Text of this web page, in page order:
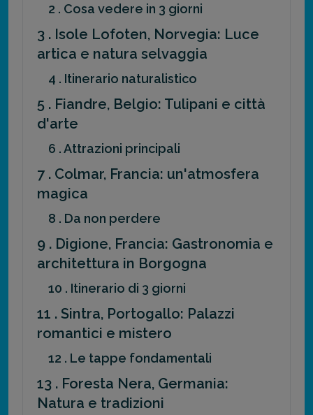
2 . Cosa vedere in 3 giorni
3 . Isole Lofoten, Norvegia: Luce
artica e natura selvaggia
4 . Itinerario naturalistico
5 . Fiandre, Belgio: Tulipani e città
d'arte
6 . Attrazioni principali
7 . Colmar, Francia: un'atmosfera
magica
8 . Da non perdere
9 . Digione, Francia: Gastronomia e
architettura in Borgogna
10 . Itinerario di 3 giorni
11 . Sintra, Portogallo: Palazzi
romantici e mistero
12 . Le tappe fondamentali
13 . Foresta Nera, Germania:
Natura e tradizioni